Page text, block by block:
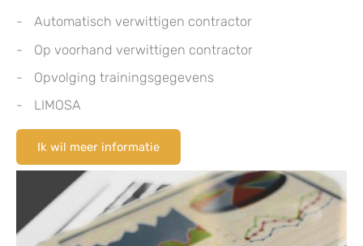
Automatisch verwittigen contractor
Op voorhand verwittigen contractor
Opvolging trainingsgegevens
LIMOSA
Ik wil meer informatie